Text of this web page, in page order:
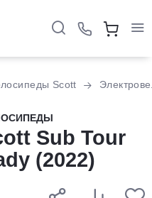
Scott
Sub Tour
(2022)